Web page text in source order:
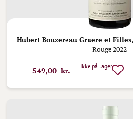
Hubert Bouzereau Gruere et Filles,
Rouge 2022
549,00 kr. Ikke på lager